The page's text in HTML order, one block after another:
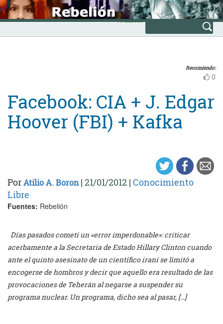
Skip
to
content
INICIO
Avanzada
Recomiendo:
0
Facebook: CIA + J. Edgar
Hoover (FBI) + Kafka
PorAtilio A. Boron| 21/01/2012 | Conocimiento
Libre
Fuentes: Rebelión
Días pasados cometí un «error imperdonable»: criticar
acerbamente a la Secretaria de Estado Hillary Clinton cuando
ante el quinto asesinato de un científico iraní se limitó a
encogerse de hombros y decir que aquello era resultado de las
provocaciones de Teherán al negarse a suspender su
programa nuclear. Un programa, dicho sea al pasar, […]